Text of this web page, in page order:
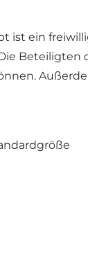
ist ein
Beteiligten